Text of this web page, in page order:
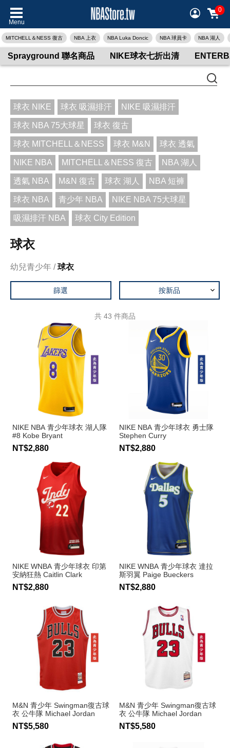
Menu
0
MITCHELL＆NESS 復古 NBA 上衣 NBA Luka Doncic NBA 球員卡 NBA 湖人
Sprayground 聯名商品 NIKE球衣七折出清
球衣 NIKE 球衣 吸濕排汗 NIKE 吸濕排汗
球衣 NBA 75大球星 球衣 復古
球衣 MITCHELL＆NESS 球衣 M&N 球衣 透氣
NIKE NBA MITCHELL＆NESS 復古 NBA 湖人
透氣 NBA M&N 復古 球衣 湖人 NBA 短褲
球衣 NBA 青少年 NBA NIKE NBA 75大球星
吸濕排汗 NBA 球衣 City Edition
球衣
幼兒青少年 球衣
篩選 按新品
共 43 件商品
NIKE NBA 青少年球衣 湖人隊
#8 Kobe Bryant
NT$2,880
NIKE NBA 青少年球衣 勇士隊
Stephen Curry
NT$2,880
NIKE WNBA 青少年球衣 印第
安納狂熱 Caitlin Clark
NT$2,880
NIKE WNBA 青少年球衣 達拉
斯羽翼 Paige Bueckers
NT$2,880
M&N 青少年 Swingman復古球
衣 公牛隊 Michael Jordan
NT$5,580
M&N 青少年 Swingman復古球
衣 公牛隊 Michael Jordan
NT$5,580